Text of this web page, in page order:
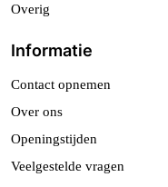
Overig
Informatie
Contact opnemen
Over ons
Openingstijden
Veelgestelde vragen